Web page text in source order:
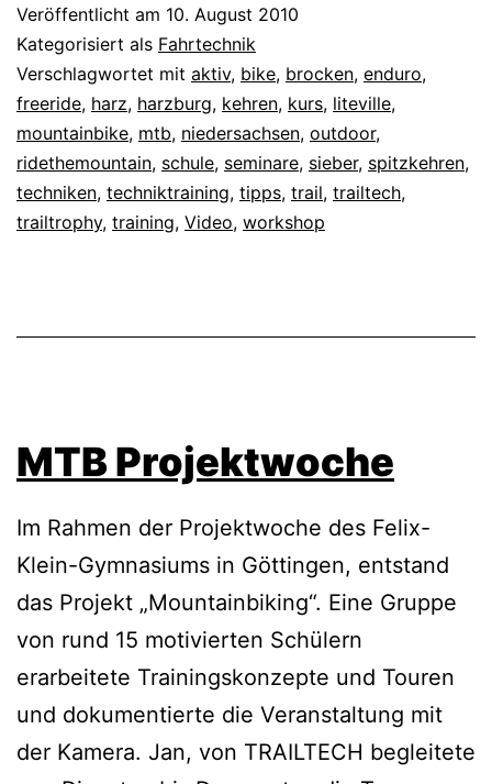
Veröffentlicht am 10. August 2010
Kategorisiert als Fahrtechnik
Verschlagwortet mit aktiv, bike, brocken, enduro,
freeride, harz, harzburg, kehren, kurs, liteville,
mountainbike, mtb, niedersachsen, outdoor,
ridethemountain, schule, seminare, sieber, spitzkehren,
techniken, techniktraining, tipps, trail, trailtech,
trailtrophy, training, Video, workshop
MTB Projektwoche
Im Rahmen der Projektwoche des Felix-
Klein-Gymnasiums in Göttingen, entstand
das Projekt „Mountainbiking“. Eine Gruppe
von rund 15 motivierten Schülern
erarbeitete Trainingskonzepte und Touren
und dokumentierte die Veranstaltung mit
der Kamera. Jan, von TRAILTECH begleitete